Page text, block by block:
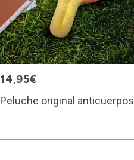
14,95€
Peluche original anticuerpos